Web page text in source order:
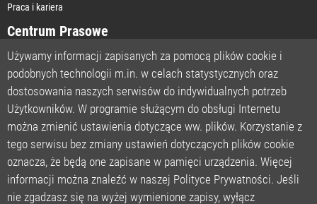
Praca i kariera
Centrum Prasowe
STRONA GŁÓWNA
O NAS
POLITYKA PRYWATNOŚCI
REGULAMIN
LICENCJA
REJESTRACJA
Używamy informacji zapisanych za pomocą plików cookie i
podobnych technologii m.in. w celach statystycznych oraz
dostosowania naszych serwisów do indywidualnych potrzeb
Użytkowników. W programie służącym do obsługi Internetu
można zmienić ustawienia dotyczące ww. plików. Korzystanie z
tego serwisu bez zmiany ustawień dotyczących plików cookie
oznacza, że będą one zapisane w pamięci urządzenia. Więcej
informacji można znaleźć w naszej Polityce Prywatności. Jeśli
nie zgadzasz się na wyżej wymienione zapisy, wyłącz